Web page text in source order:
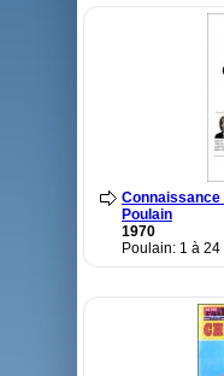
Connaissance
Poulain
1970
Poulain: 1 à 24